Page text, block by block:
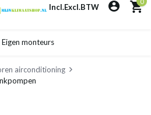
Incl.Excl.BTW
Eigen monteurs
airconditioning